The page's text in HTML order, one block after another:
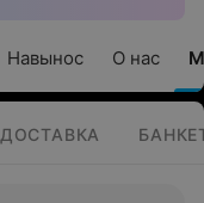
Навынос О нас
ДОСТАВКА